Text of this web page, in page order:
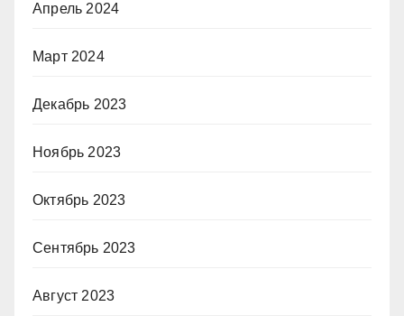
Апрель 2024
Март 2024
Декабрь 2023
Ноябрь 2023
Октябрь 2023
Сентябрь 2023
Август 2023